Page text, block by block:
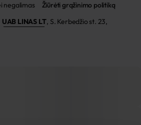
negalimas
Žiūrėti grąžinimo politiką
UAB LINAS LT, S. Kerbedžio st. 23,